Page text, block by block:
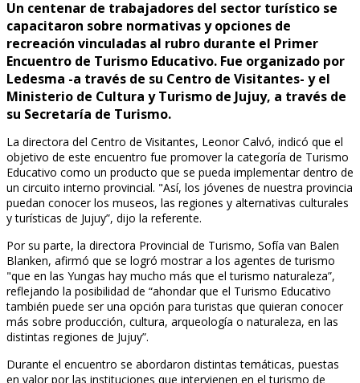
Un centenar de trabajadores del sector turístico se
capacitaron sobre normativas y opciones de
recreación vinculadas al rubro durante el Primer
Encuentro de Turismo Educativo. Fue organizado por
Ledesma -a través de su Centro de Visitantes- y el
Ministerio de Cultura y Turismo de Jujuy, a través de
su Secretaría de Turismo.
La directora del Centro de Visitantes, Leonor Calvó, indicó que el
objetivo de este encuentro fue promover la categoría de Turismo
Educativo como un producto que se pueda implementar dentro de
un circuito interno provincial. "Así, los jóvenes de nuestra provincia
puedan conocer los museos, las regiones y alternativas culturales
y turísticas de Jujuy”, dijo la referente.
Por su parte, la directora Provincial de Turismo, Sofía van Balen
Blanken, afirmó que se logró mostrar a los agentes de turismo
"que en las Yungas hay mucho más que el turismo naturaleza”,
reflejando la posibilidad de “ahondar que el Turismo Educativo
también puede ser una opción para turistas que quieran conocer
más sobre producción, cultura, arqueología o naturaleza, en las
distintas regiones de Jujuy”.
Durante el encuentro se abordaron distintas temáticas, puestas
en valor por las instituciones que intervienen en el turismo de